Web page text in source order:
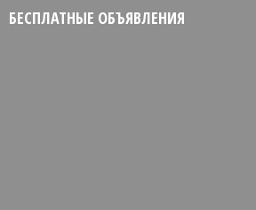
БЕСПЛАТНЫЕ ОБЪЯВЛЕНИЯ